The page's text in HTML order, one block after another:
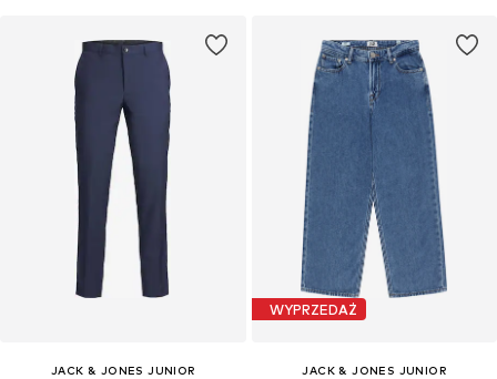
JACK & JONES JUNIOR
WYPRZEDAŻ
JACK & JONES JUNIOR